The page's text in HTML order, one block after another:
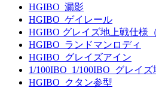
HGIBO_漏影
HGIBO_ゲイレール
HGIBO グレイズ地上戦仕様
HGIBO_ランドマンロディ
HGIBO_グレイズアイン
1/100IBO_1/100IBO_グレイ
HGIBO_クタン参型